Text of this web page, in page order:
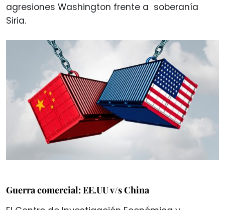
agresiones Washington frente a soberanía
Siria.
Guerra comercial: EE.UU v/s China